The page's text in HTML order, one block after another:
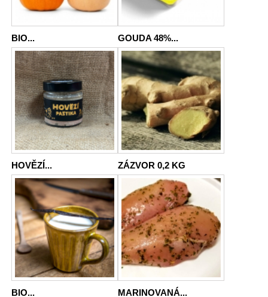
BIO... GOUDA 48%...
HOVĚZÍ... ZÁZVOR 0,2 KG
BIO... MARINOVANÁ...